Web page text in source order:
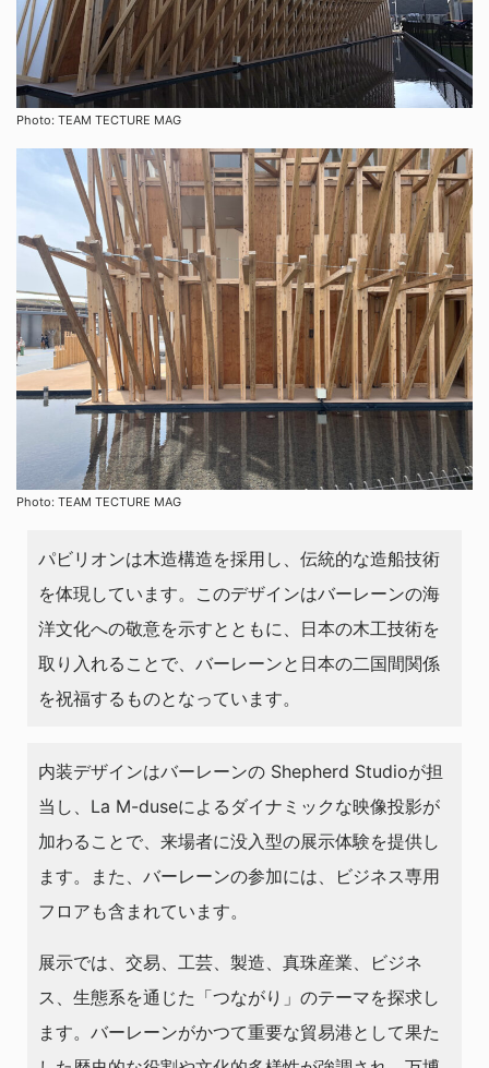
Photo: TEAM TECTURE MAG
Photo: TEAM TECTURE MAG
パビリオンは木造構造を採用し、伝統的な造船技術
を体現しています。このデザインはバーレーンの海
洋文化への敬意を示すとともに、日本の木工技術を
取り入れることで、バーレーンと日本の二国間関係
を祝福するものとなっています。
内装デザインはバーレーンの Shepherd Studioが担
当し、La M-duseによるダイナミックな映像投影が
加わることで、来場者に没入型の展示体験を提供し
ます。また、バーレーンの参加には、ビジネス専用
フロアも含まれています。
展示では、交易、工芸、製造、真珠産業、ビジネ
ス、生態系を通じた「つながり」のテーマを探求し
ます。バーレーンがかつて重要な貿易港として果た